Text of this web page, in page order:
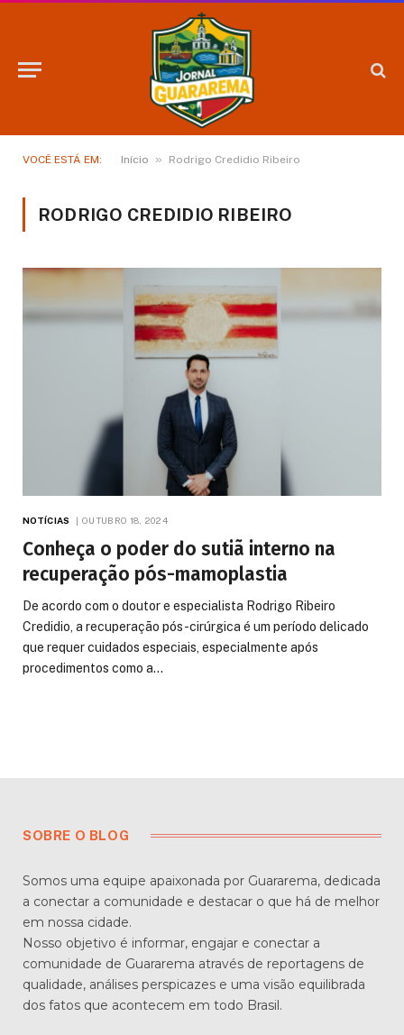
VOCÊ ESTÁ EM: Início » Rodrigo Credidio Ribeiro
RODRIGO CREDIDIO RIBEIRO
NOTÍCIAS OUTUBRO 18, 2024
Conheça o poder do sutiã interno na
recuperação pós-mamoplastia
De acordo com o doutor e especialista Rodrigo Ribeiro
Credidio, a recuperação pós-cirúrgica é um período delicado
que requer cuidados especiais, especialmente após
procedimentos como a…
SOBRE O BLOG
Somos uma equipe apaixonada por Guararema, dedicada
a conectar a comunidade e destacar o que há de melhor
em nossa cidade.
Nosso objetivo é informar, engajar e conectar a
comunidade de Guararema através de reportagens de
qualidade, análises perspicazes e uma visão equilibrada
dos fatos que acontecem em todo Brasil.